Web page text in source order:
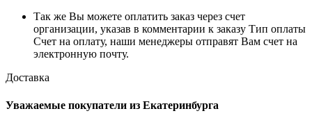
Так же Вы можете оплатить заказ через счет
организации, указав в комментарии к заказу Тип оплаты
Счет на оплату, наши менеджеры отправят Вам счет на
электронную почту.
Доставка
Уважаемые покупатели из Екатеринбурга